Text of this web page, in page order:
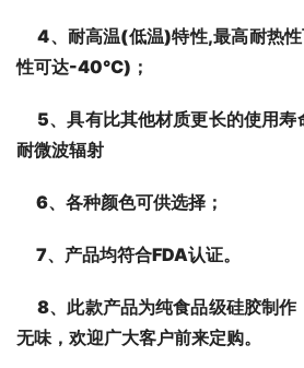
4、耐高温(低温)特性,最高耐热
性可达-40℃)；
5、具有比其他材质更长的使用寿
耐微波辐射
6、各种颜色可供选择；
7、产品均符合FDA认证。
8、此款产品为纯食品级硅胶制
无味，欢迎广大客户前来定购。